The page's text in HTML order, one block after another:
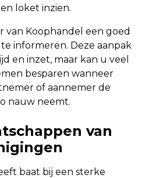
loket inzien.
van Koophandel een goed
informeren. Deze aanpak
en inzet, maar kan u veel
besparen wanneer
of aannemer de
nauw neemt.
van
baat bij een sterke